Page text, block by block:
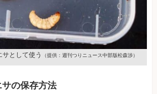
として使う （提供：週刊つりニュース中部版松森渉）
の保存方法